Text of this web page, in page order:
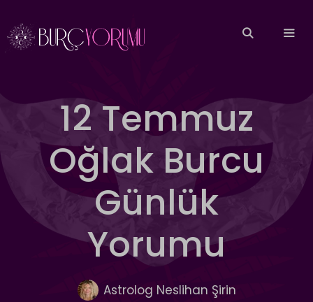
atla
12 Temmuz
Oğlak Burcu
Günlük
Yorumu
Astrolog Neslihan Şirin